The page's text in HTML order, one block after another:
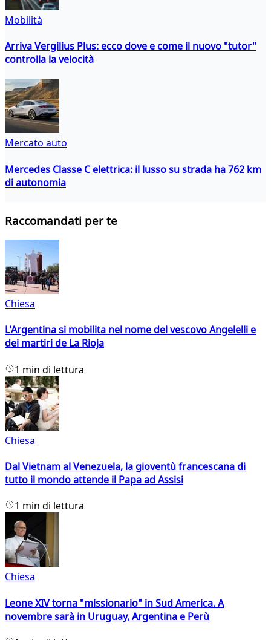
Mobilità
Arriva Vergilius Plus: ecco dove e come il nuovo "tutor"
controlla la velocità
Mercato auto
Mercedes Classe C elettrica: il lusso su strada ha 762 km
di autonomia
Raccomandati per te
Chiesa
L'Argentina si mobilita nel nome del vescovo Angelelli e
dei martiri de La Rioja
1 min di lettura
Chiesa
Dal Vietnam al Venezuela, la gioventù francescana di
tutto il mondo attende il Papa ad Assisi
1 min di lettura
Chiesa
Leone XIV torna "missionario" in Sud America. A
novembre sarà in Uruguay, Argentina e Perù